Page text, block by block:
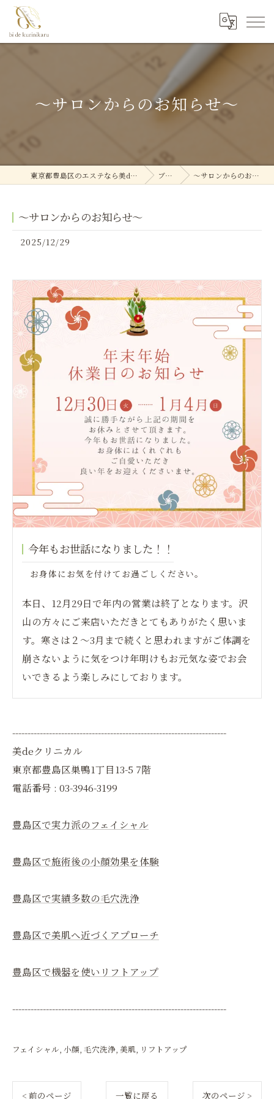
～サロンからのお知らせ～
東京都豊島区のエステなら美deクリニカル ブログ ～サロンからのお知らせ～
～サロンからのお知らせ～
2025/12/29
今年もお世話になりました！！
お身体にお気を付けてお過ごしください。
本日、12月29日で年内の営業は終了となります。沢
山の方々にご来店いただきとてもありがたく思いま
す。寒さは２～3月まで続くと思われますがご体調を
崩さないように気をつけ年明けもお元気な姿でお会
いできるよう楽しみにしております。
----------------------------------------------------------------------
美deクリニカル
東京都豊島区巣鴨1丁目13-5 7階
電話番号 : 03-3946-3199
豊島区で実力派のフェイシャル
豊島区で施術後の小顔効果を体験
豊島区で実績多数の毛穴洗浄
豊島区で美肌へ近づくアプローチ
豊島区で機器を使いリフトアップ
----------------------------------------------------------------------
フェイシャル 小顔 毛穴洗浄 美肌 リフトアップ
< 前のページ 一覧に戻る 次のページ >